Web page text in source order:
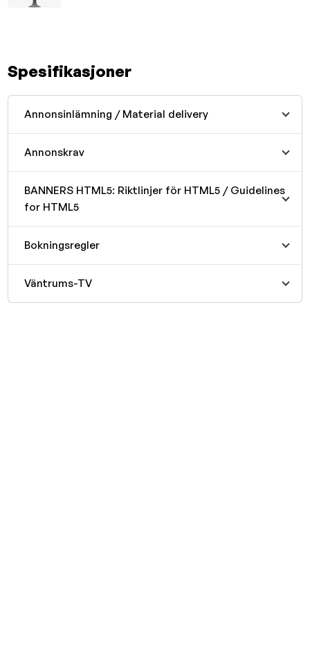
Spesifikasjoner
Annonsinlämning / Material delivery
Annonskrav
BANNERS HTML5: Riktlinjer för HTML5 / Guidelines
for HTML5
Bokningsregler
Väntrums-TV